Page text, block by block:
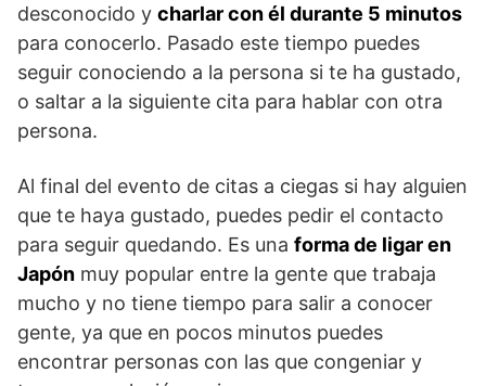
desconocido y charlar con él durante 5 minutos
para conocerlo. Pasado este tiempo puedes
seguir conociendo a la persona si te ha gustado,
o saltar a la siguiente cita para hablar con otra
persona.
Al final del evento de citas a ciegas si hay alguien
que te haya gustado, puedes pedir el contacto
para seguir quedando. Es una forma de ligar en
Japón muy popular entre la gente que trabaja
mucho y no tiene tiempo para salir a conocer
gente, ya que en pocos minutos puedes
encontrar personas con las que congeniar y